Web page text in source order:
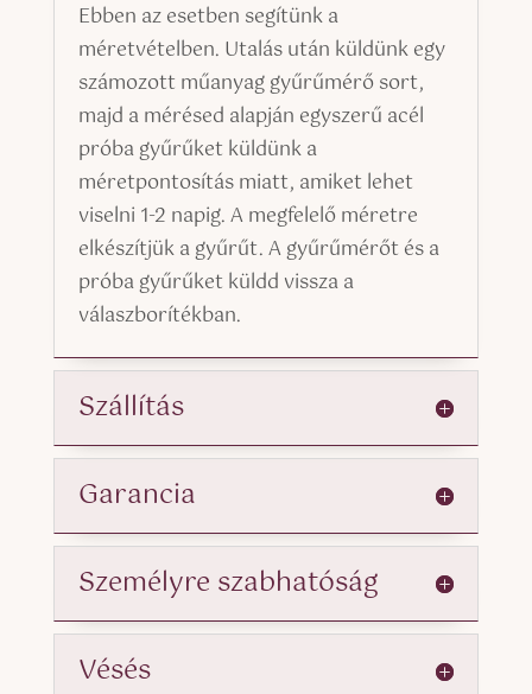
Ebben az esetben segítünk a
méretvételben. Utalás után küldünk egy
számozott műanyag gyűrűmérő sort,
majd a mérésed alapján egyszerű acél
próba gyűrűket küldünk a
méretpontosítás miatt, amiket lehet
viselni 1-2 napig. A megfelelő méretre
elkészítjük a gyűrűt. A gyűrűmérőt és a
próba gyűrűket küldd vissza a
válaszborítékban.
Szállítás
Garancia
Személyre szabhatóság
Vésés